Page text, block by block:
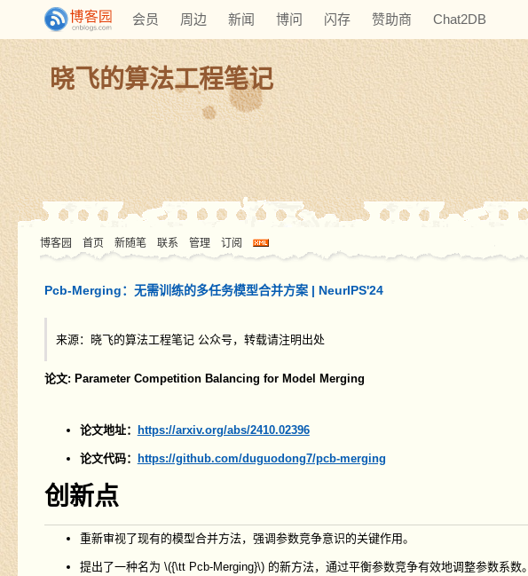
会员 周边 新闻 博问 闪存 赞助商 Chat2DB
晓飞的算法工程笔记
博客园 首页 新随笔 联系 管理 订阅
Pcb-Merging：无需训练的多任务模型合并方案 | NeurIPS'24
来源：晓飞的算法工程笔记 公众号，转载请注明出处
论文: Parameter Competition Balancing for Model Merging
论文地址： https://arxiv.org/abs/2410.02396
论文代码： https://github.com/duguodong7/pcb-merging
创新点
重新审视了现有的模型合并方法，强调参数竞争意识的关键作用。
提出了一种名为 \({\tt Pcb-Merging}\)的新方法，通过平衡参数竞争有效地调整参数系数。